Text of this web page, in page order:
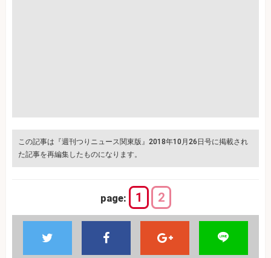
この記事は『週刊つりニュース関東版』2018年10月26日号に掲載され
た記事を再編集したものになります。
page: 1 2